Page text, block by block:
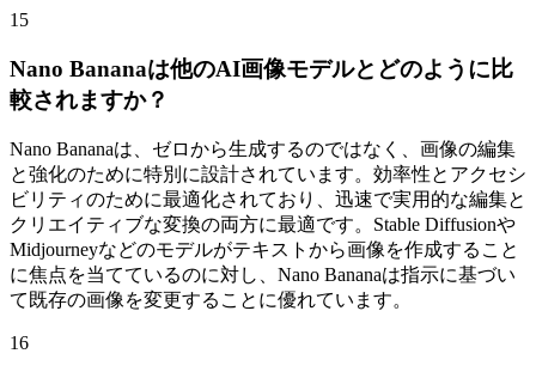
15
Nano Bananaは他のAI画像モデルとどのように比
較されますか？
Nano Bananaは、ゼロから生成するのではなく、画像の編集
と強化のために特別に設計されています。効率性とアクセシ
ビリティのために最適化されており、迅速で実用的な編集と
クリエイティブな変換の両方に最適です。Stable Diffusionや
Midjourneyなどのモデルがテキストから画像を作成すること
に焦点を当てているのに対し、Nano Bananaは指示に基づい
て既存の画像を変更することに優れています。
16